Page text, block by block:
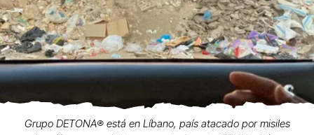
Grupo DETONA®️ está en Líbano, país atacado por misiles